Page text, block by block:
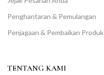
Penghantaran & Pemulangan
Penjagaan & Pembaikan Produk
TENTANG KAMI